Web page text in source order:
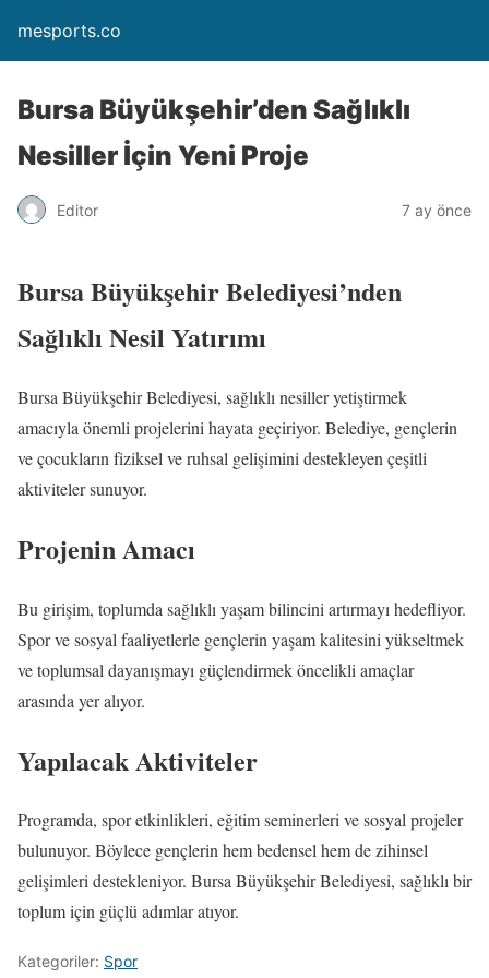
mesports.co
Bursa Büyükşehir’den Sağlıklı
Nesiller İçin Yeni Proje
Editor 7 ay önce
Bursa Büyükşehir Belediyesi’nden
Sağlıklı Nesil Yatırımı
Bursa Büyükşehir Belediyesi, sağlıklı nesiller yetiştirmek
amacıyla önemli projelerini hayata geçiriyor. Belediye, gençlerin
ve çocukların fiziksel ve ruhsal gelişimini destekleyen çeşitli
aktiviteler sunuyor.
Projenin Amacı
Bu girişim, toplumda sağlıklı yaşam bilincini artırmayı hedefliyor.
Spor ve sosyal faaliyetlerle gençlerin yaşam kalitesini yükseltmek
ve toplumsal dayanışmayı güçlendirmek öncelikli amaçlar
arasında yer alıyor.
Yapılacak Aktiviteler
Programda, spor etkinlikleri, eğitim seminerleri ve sosyal projeler
bulunuyor. Böylece gençlerin hem bedensel hem de zihinsel
gelişimleri destekleniyor. Bursa Büyükşehir Belediyesi, sağlıklı bir
toplum için güçlü adımlar atıyor.
Kategoriler: Spor